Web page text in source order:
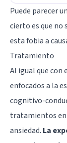
Puede parecer
cierto es que no
esta fobia a
Tratamiento
Al igual que
enfocados a la
cognitivo-
tratamientos en
ansiedad. La